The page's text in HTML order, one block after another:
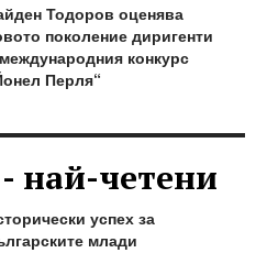
Тодоров оценява
поколение диригенти
конкурс
Перля“
най-четени
успех за
млади